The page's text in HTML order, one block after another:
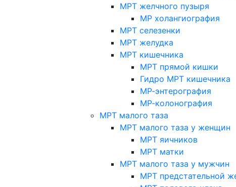
МРТ желчного пузыря
МР холангиография
МРТ селезенки
МРТ желудка
МРТ кишечника
МРТ прямой кишки
Гидро МРТ кишечника
МР-энтерография
МР-колонография
МРТ малого таза
МРТ малого таза у женщин
МРТ яичников
МРТ матки
МРТ малого таза у мужчин
МРТ предстательной